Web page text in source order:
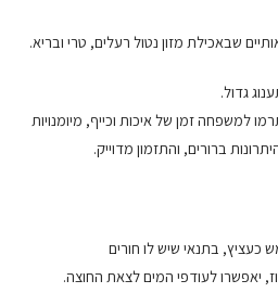
שבאכילת מזון נטול רעלים, טרי ובריא.
גדול.
למשפחה זמן של איכות וכייף, מיומנויות
ברורים, והתזמון מדוייק.
כעציץ, בתנאי שיש לו חורים
יאפשרו לעודפי המים לצאת החוצה.